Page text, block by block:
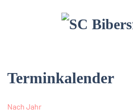
Terminkalender
Nach Jahr